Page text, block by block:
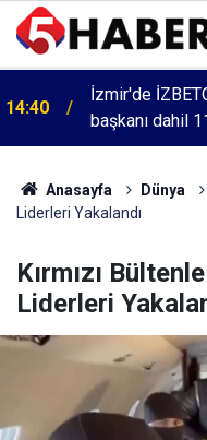
14:40
İzmir'de
başkanı dahil
Anasayfa Dünya
Liderleri Yakalandı
Kırmızı
Liderleri